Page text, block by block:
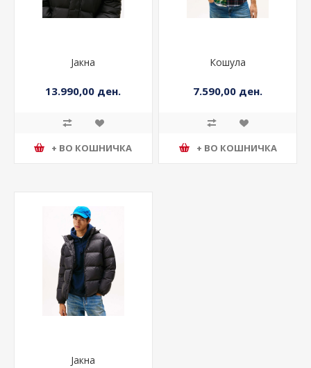
Јакна
13.990,00 ден.
+ ВО КОШНИЧКА
Кошула
7.590,00 ден.
+ ВО КОШНИЧКА
Јакна